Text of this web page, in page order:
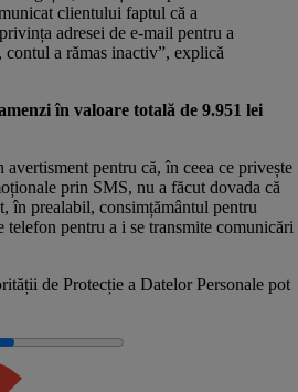
clientului faptul că a
adresei de e-mail pentru a
a rămas inactiv”, explică
în valoare totală de 9.951 lei
pentru că, în ceea ce privește
prin SMS, nu a făcut dovada că
în prealabil, consimțământul pentru
telefon pentru a i se transmite comunicări
de Protecție a Datelor Personale pot